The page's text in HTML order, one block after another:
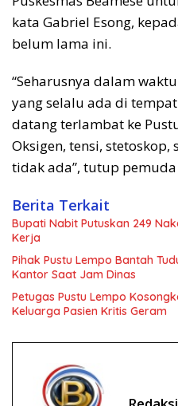
kata Gabriel Esong,
belum lama ini.
“Seharusnya dalam
yang selalu ada di
datang terlambat ke
Oksigen, tensi,
tidak ada”, tutup
Berita Terkait
Bupati Nabit Putuskan 249
Kerja
Pihak Pustu Lempo Bantah
Kantor Saat Jam Dinas
Petugas Pustu Lempo
Keluarga Pasien Kritis Geram